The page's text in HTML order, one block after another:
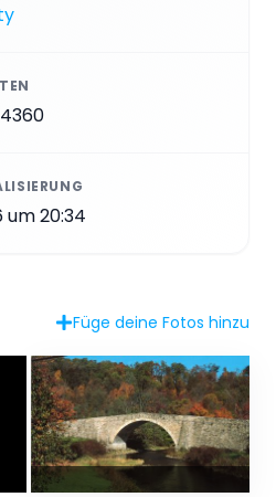
um 20:34
Füge deine Fotos hinzu